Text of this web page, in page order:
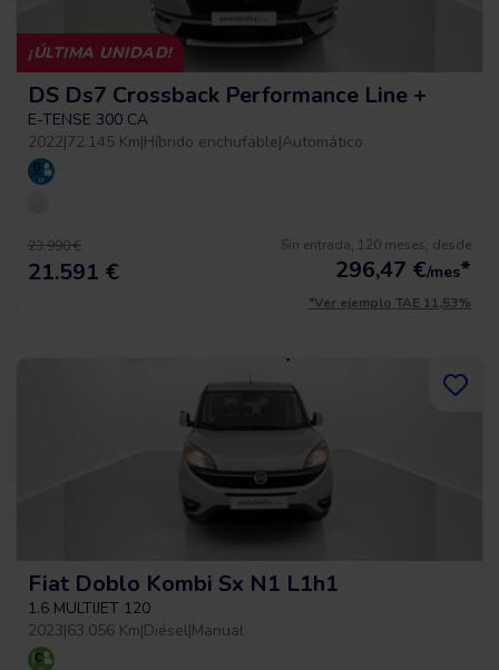
¡ÚLTIMA UNIDAD!
DS Ds7 Crossback Performance Line +
E-TENSE 300 CA
2022|72.145 Km|Híbrido enchufable|Automático
23.990 €
21.591 €
Sin entrada, 120 meses, desde
296,47 €/mes*
*Ver ejemplo TAE 11,53%
Fiat Doblo Kombi Sx N1 L1h1
1.6 MULTIJET 120
2023|63.056 Km|Diésel|Manual